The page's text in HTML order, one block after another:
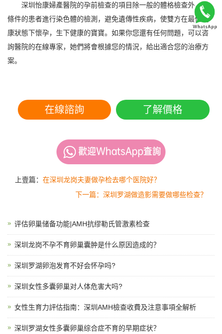
深圳怡康婦產醫院的孕前檢查的項目除一般的體格檢查外，有
條件的患者進行染色體的檢測，避免遺傳性疾病，使雙方在最佳健
康狀態下懷孕，生下健康的寶寶。如果你您還有任何問題，可以咨
詢醫院的在線專家，她們將會根據您的情況，給出適合您的治療方
案。
在線諮詢 了解價格
上壹篇： 在深圳龙岗夫妻做孕检去哪个医院好？
下一篇：深圳罗湖做造影需要做哪些检查？
评估卵巢储备功能|AMH抗缪勒氏管激素检查
深圳龙岗不孕不育卵巢囊肿是什么原因造成的？
深圳罗湖卵泡发育不好会怀孕吗?
深圳女性多囊卵巢对人体危害大吗?
女性生育力評估指南：深圳AMH檢查收費及注意事項全解析
深圳罗湖女性多囊卵巢综合症不育的早期症状？